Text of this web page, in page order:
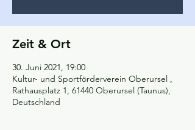
Zeit & Ort
30. Juni 2021, 19:00
Kultur- und Sportförderverein Oberursel ,
Rathausplatz 1, 61440 Oberursel (Taunus),
Deutschland